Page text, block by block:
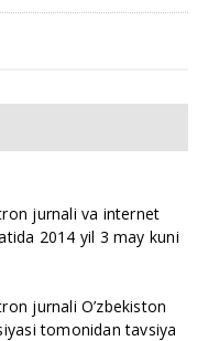
jurnali va internet
2014 yil 3 may kuni
jurnali O’zbekiston
tomonidan tavsiya